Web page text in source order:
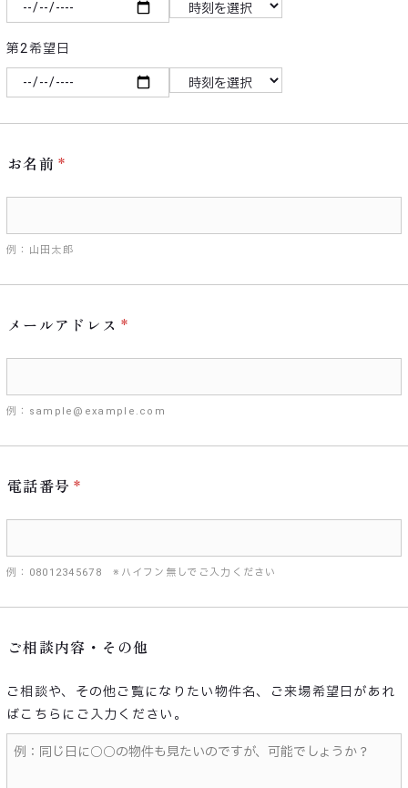
第2希望日
お名前
例：山田太郎
メールアドレス
例：sample@example.com
電話番号
例：08012345678 ※ハイフン無しでご入力ください
ご相談内容・その他
ご相談や、その他ご覧になりたい物件名、ご来場希望日があれ
ばこちらにご入力ください。